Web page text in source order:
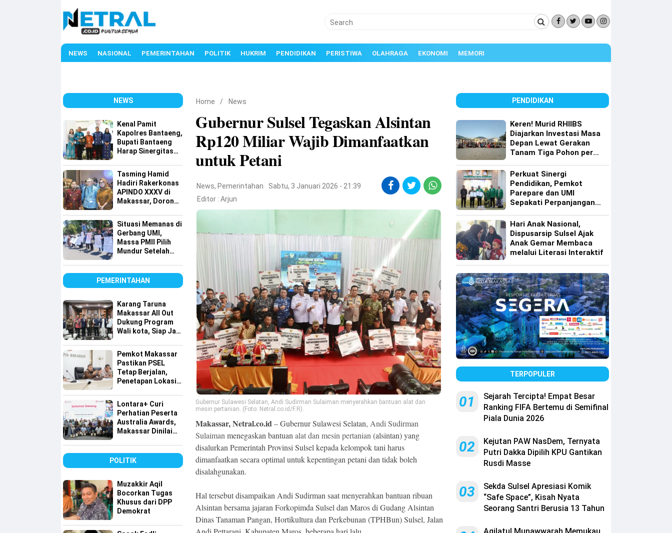
NEWS NASIONAL PEMERINTAHAN POLITIK HUKRIM PENDIDIKAN PERISTIWA OLAHRAGA EKONOMI MEMORI
NEWS
Kenal Pamit
Kapolres Bantaeng,
Bupati Bantaeng
Harap Sinergitas
Tasming Hamid
Hadiri Rakerkonas
APINDO XXXV di
Makassar, Dorong
Tembus Pasar
Global
Situasi Memanas di
Gerbang UMI,
Massa PMII Pilih
Mundur Setelah
PEMERINTAHAN
Karang Taruna
Makassar All Out
Dukung Program
Wali kota, Siap Jadi
Pemkot Makassar
Pastikan PSEL
Tetap Berjalan,
Penetapan Lokasi
Lontara+ Curi
Perhatian Peserta
Australia Awards,
Makassar Dinilai
POLITIK
Muzakkir Aqil
Bocorkan Tugas
Khusus dari DPP
Demokrat
Home / News
Gubernur Sulsel Tegaskan Alsintan
Rp120 Miliar Wajib Dimanfaatkan
untuk Petani
News, Pemerintahan
Sabtu, 3 Januari 2026 - 21:39
Editor :Arjun
Gubernur Sulawesi Selatan, Andi Sudirman Sulaiman menyerahkan bantuan alat dan
mesin pertanian. (Foto: Netral.co.id/F.R).
Makassar, Netral.co.id– Gubernur Sulawesi Selatan,Andi Sudirman
Sulaimanmenegaskan bantuanalat dan mesin pertanian(alsintan) yang
disalurkan Pemerintah Provinsi Sulsel kepada kelompok tani harus
dimanfaatkan secara optimal untuk kepentingan petani dan tidak boleh
disalahgunakan.
Hal tersebut disampaikan Andi Sudirman saat menyerahkan bantuan ribuan
Alsintan bersama jajaran Forkopimda Sulsel dan Maros di Gudang Alsintan
Dinas Tanaman Pangan, Hortikultura dan Perkebunan (TPHBun) Sulsel, Jalan
PENDIDIKAN
Keren! Murid RHIIBS
Diajarkan Investasi Masa
Depan Lewat Gerakan
Tanam Tiga Pohon per
Perkuat Sinergi
Pendidikan, Pemkot
Parepare dan UMI
Sepakati Perpanjangan
Perguruan Tinggi
Hari Anak Nasional,
Dispusarsip Sulsel Ajak
Anak Gemar Membaca
melalui Literasi Interaktif
TERPOPULER
01
Sejarah Tercipta! Empat Besar
Ranking FIFA Bertemu di Semifinal
Piala Dunia 2026
02
Kejutan PAW NasDem, Ternyata
Putri Dakka Dipilih KPU Gantikan
Rusdi Masse
03
Sekda Sulsel Apresiasi Komik
“Safe Space”, Kisah Nyata
Seorang Santri Berusia 13 Tahun